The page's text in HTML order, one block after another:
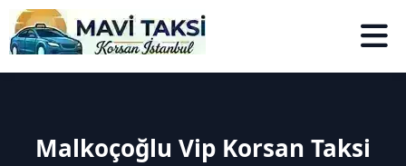
Malkoçoğlu Vip Korsan Taksi